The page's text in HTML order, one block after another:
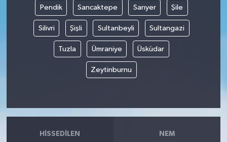
Pendik Sancaktepe Sarıyer Şile
Silivri Şişli Sultanbeyli Sultangazi
Tuzla Ümraniye Üsküdar
Zeytinburnu
HISSEDILEN NEM